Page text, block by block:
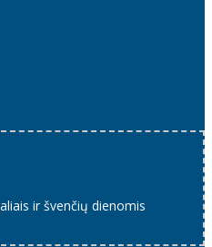
ir švenčių dienomis